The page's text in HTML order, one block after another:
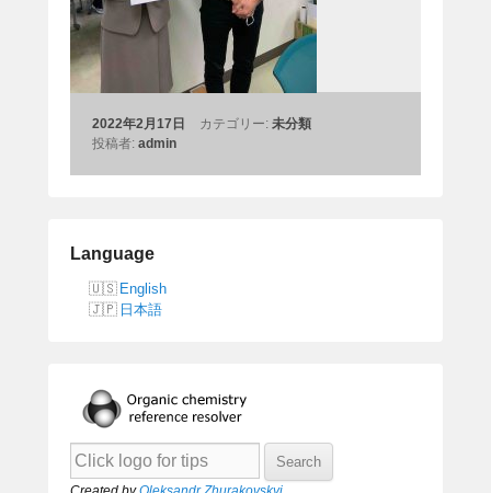
2022年2月17日
投稿者: admin
カテゴリー: 未分類
Language
English
日本語